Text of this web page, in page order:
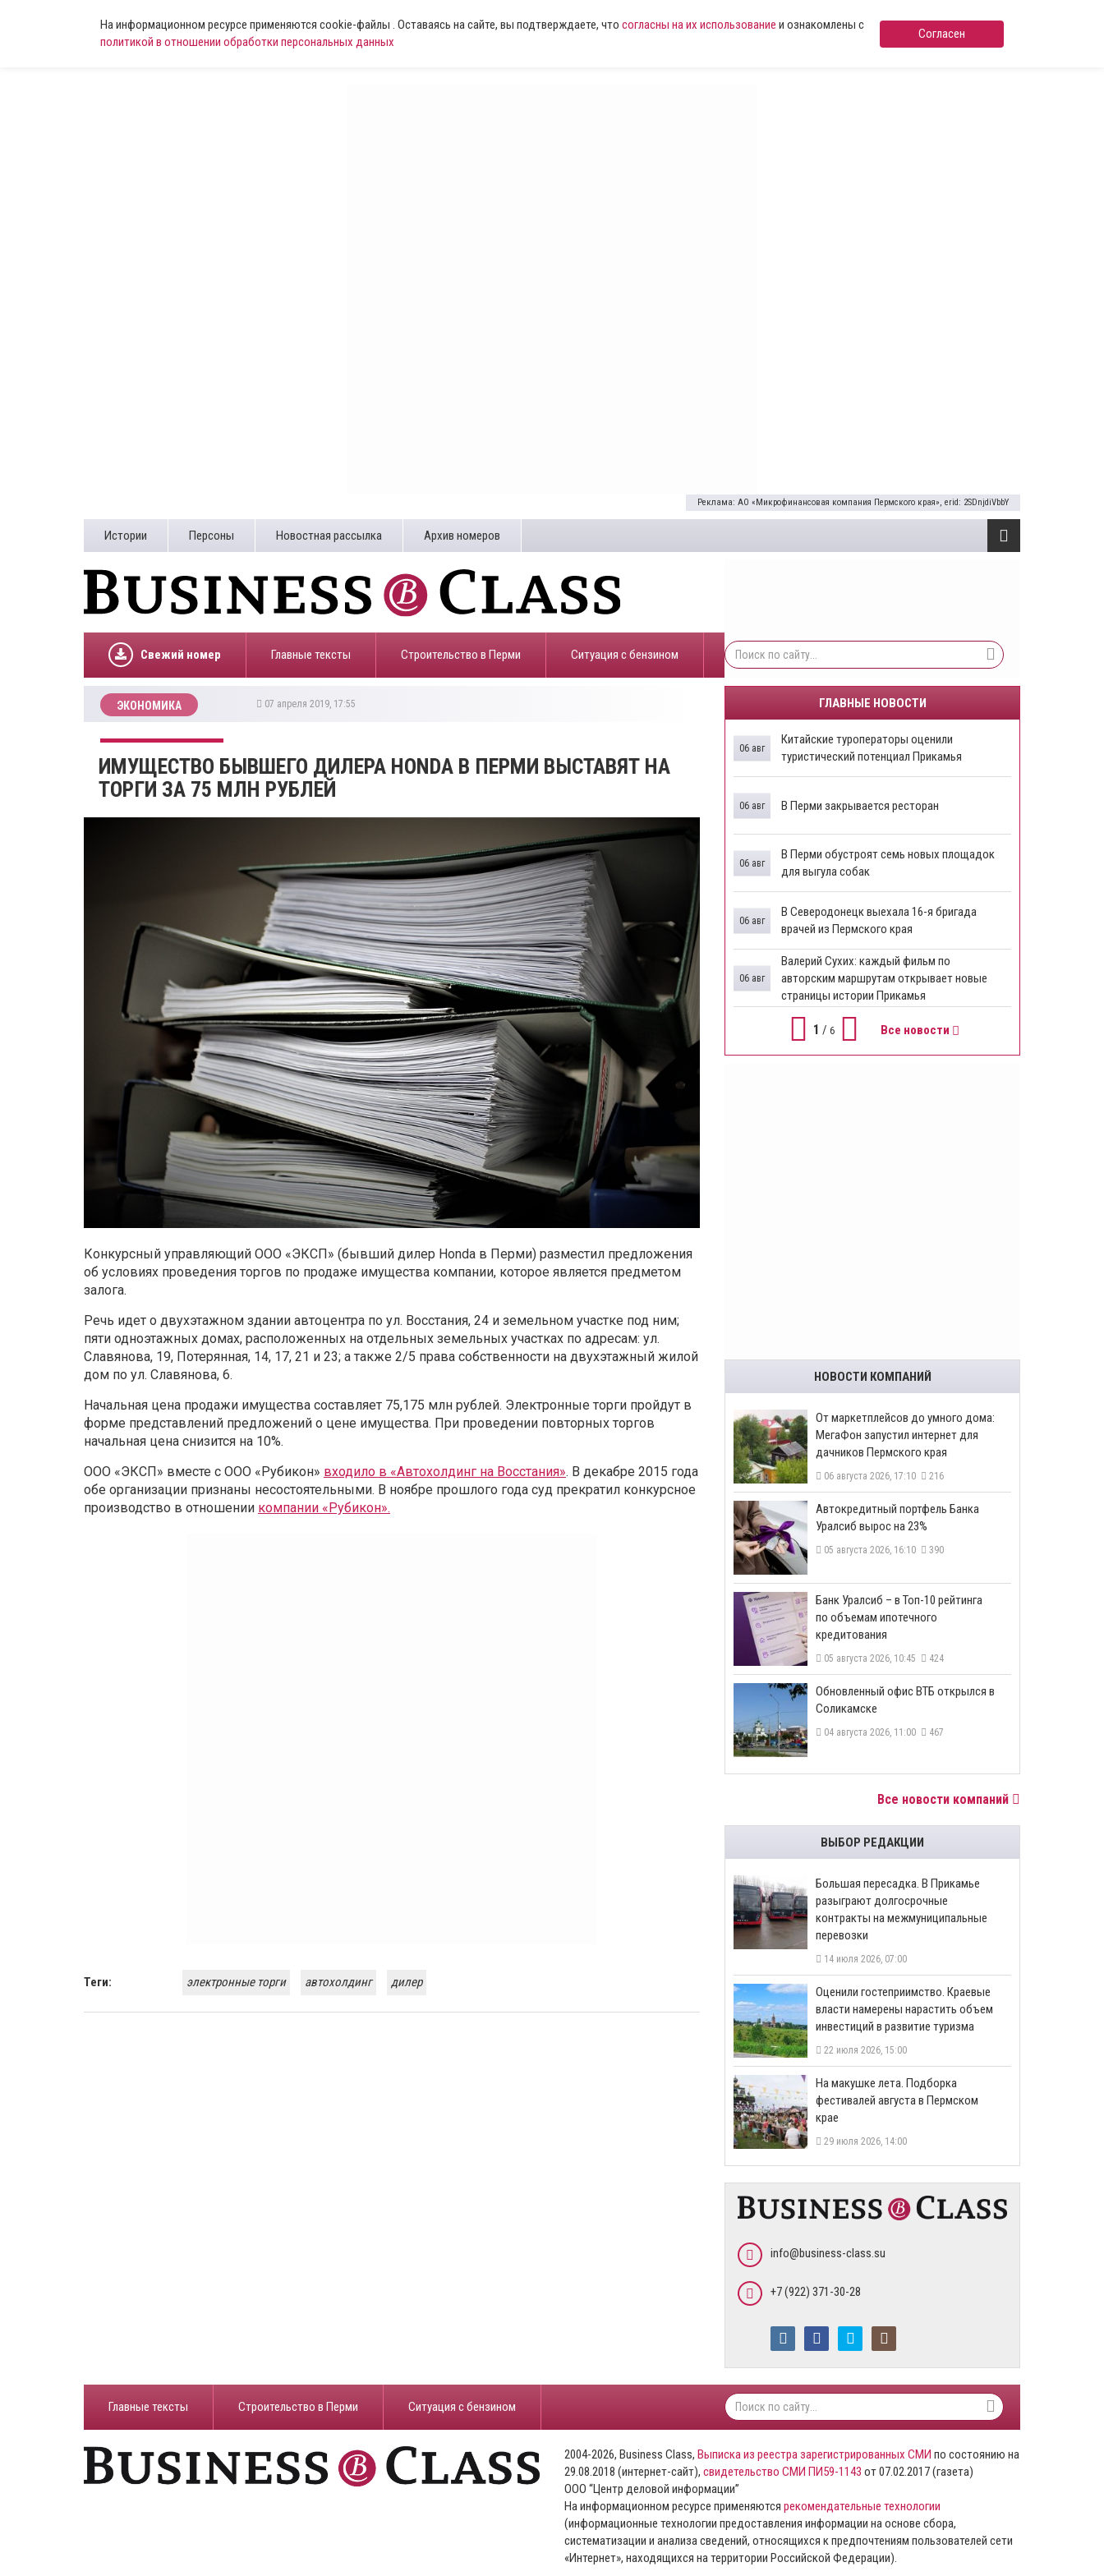
На информационном ресурсе применяются cookie-файлы . Оставаясь на сайте, вы подтверждаете, что согласны на их использование и ознакомлены с
политикой в отношении обработки персональных данных
Согласен
Реклама: АО «Микрофинансовая компания Пермского края», erid: 2SDnjdiVbbY
Истории Персоны Новостная рассылка Архив номеров
Свежий номер Главные тексты Строительство в Перми ​Ситуация с бензином
ЭКОНОМИКА 07 апреля 2019, 17:55
​ИМУЩЕСТВО БЫВШЕГО ДИЛЕРА HONDA В ПЕРМИ ВЫСТАВЯТ НА
ТОРГИ ЗА 75 МЛН РУБЛЕЙ
Конкурсный управляющий ООО «ЭКСП» (бывший дилер Honda в Перми) разместил предложения
об условиях проведения торгов по продаже имущества компании, которое является предметом
залога.
Речь идет о двухэтажном здании автоцентра по ул. Восстания, 24 и земельном участке под ним;
пяти одноэтажных домах, расположенных на отдельных земельных участках по адресам: ул.
Славянова, 19, Потерянная, 14, 17, 21 и 23; а также 2/5 права собственности на двухэтажный жилой
дом по ул. Славянова, 6.
Начальная цена продажи имущества составляет 75,175 млн рублей. Электронные торги пройдут в
форме представлений предложений о цене имущества. При проведении повторных торгов
начальная цена снизится на 10%.
ООО «ЭКСП» вместе с ООО «Рубикон» входило в «Автохолдинг на Восстания». В декабре 2015 года
обе организации признаны несостоятельными. В ноябре прошлого года суд прекратил конкурсное
производство в отношении компании «Рубикон».
Теги: электронные торги автохолдинг дилер
ГЛАВНЫЕ НОВОСТИ
Китайские туроператоры оценили
туристический потенциал Прикамья
06 авг
В Перми закрывается ресторан
06 авг
​В Перми обустроят семь новых площадок
для выгула собак
06 авг
В Северодонецк выехала 16-я бригада
врачей из Пермского края
06 авг
​Валерий Сухих: каждый фильм по
авторским маршрутам открывает новые
страницы истории Прикамья
06 авг
1 / 6 Все новости
НОВОСТИ КОМПАНИЙ
От маркетплейсов до умного дома:
МегаФон запустил интернет для
дачников Пермского края
06 августа 2026, 17:10 216
​Автокредитный портфель Банка
Уралсиб вырос на 23%
05 августа 2026, 16:10 390
​Банк Уралсиб – в Топ-10 рейтинга
по объемам ипотечного
кредитования
05 августа 2026, 10:45 424
​Обновленный офис ВТБ открылся в
Соликамске
04 августа 2026, 11:00 467
Все новости компаний
ВЫБОР РЕДАКЦИИ
Большая пересадка. В Прикамье
разыграют долгосрочные
контракты на межмуниципальные
перевозки
14 июля 2026, 07:00
Оценили гостеприимство. Краевые
власти намерены нарастить объем
инвестиций в развитие туризма
22 июля 2026, 15:00
На макушке лета. Подборка
фестивалей августа в Пермском
крае
29 июля 2026, 14:00
info@business-class.su
+7 (922) 371-30-28
Главные тексты Строительство в Перми ​Ситуация с бензином
2004-2026, Business Class, Выписка из реестра зарегистрированных СМИ по состоянию на
29.08.2018 (интернет-сайт), свидетельство СМИ ПИ59-1143 от 07.02.2017 (газета)
ООО “Центр деловой информации”
На информационном ресурсе применяются рекомендательные технологии
(информационные технологии предоставления информации на основе сбора,
систематизации и анализа сведений, относящихся к предпочтениям пользователей сети
«Интернет», находящихся на территории Российской Федерации).